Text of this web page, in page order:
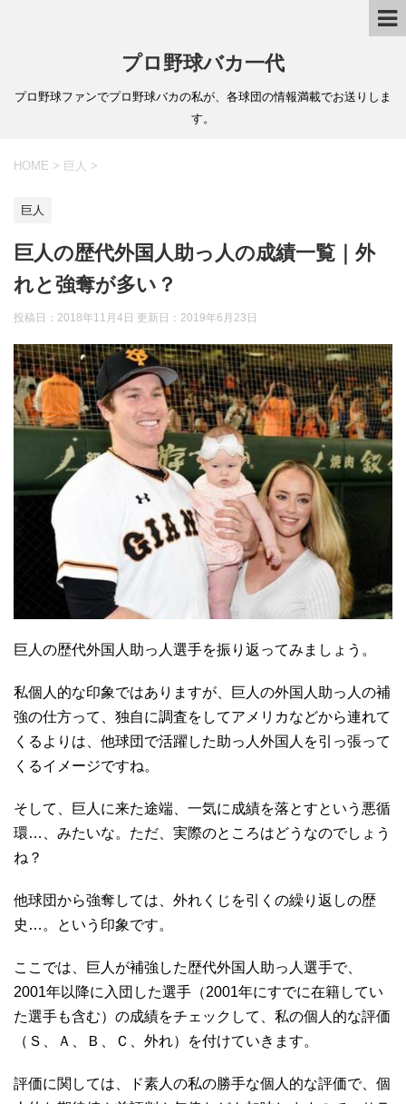
プロ野球バカ一代
プロ野球ファンでプロ野球バカの私が、各球団の情報満載でお送りしま
す。
HOME > 巨人 >
巨人
巨人の歴代外国人助っ人の成績一覧｜外
れと強奪が多い？
投稿日：2018年11月4日 更新日： 2019年6月23日
巨人の歴代外国人助っ人選手を振り返ってみましょう。
私個人的な印象ではありますが、巨人の外国人助っ人の補
強の仕方って、独自に調査をしてアメリカなどから連れて
くるよりは、他球団で活躍した助っ人外国人を引っ張って
くるイメージですね。
そして、巨人に来た途端、一気に成績を落とすという悪循
環…、みたいな。ただ、実際のところはどうなのでしょう
ね？
他球団から強奪しては、外れくじを引くの繰り返しの歴
史…。という印象です。
ここでは、巨人が補強した歴代外国人助っ人選手で、
2001年以降に入団した選手（2001年にすでに在籍してい
た選手も含む）の成績をチェックして、私の個人的な評価
（Ｓ、Ａ、Ｂ、Ｃ、外れ）を付けていきます。
評価に関しては、ド素人の私の勝手な個人的な評価で、個